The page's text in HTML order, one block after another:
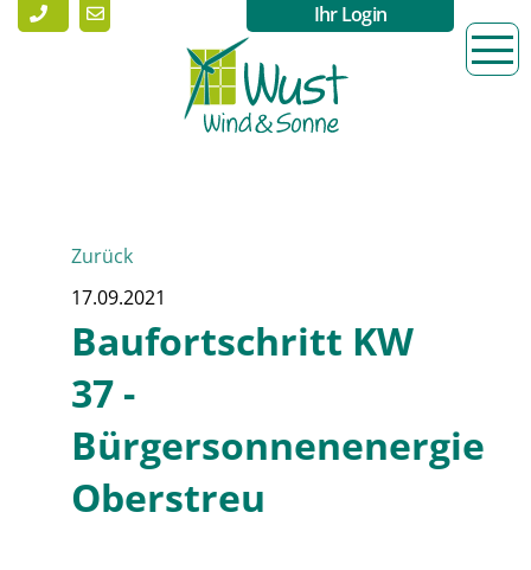
Ihr Login
Zurück
17.09.2021
Baufortschritt KW
37 -
Bürgersonnenenergie
Oberstreu